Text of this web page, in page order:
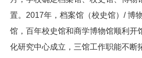
置。2017年，档案馆（校史馆）/ 博
馆，百年校史馆和商学博物馆顺利开
化研究中心成立，三馆工作职能不断